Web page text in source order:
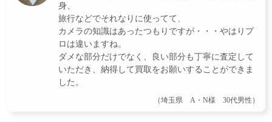
身、
旅行などでそれなりに使ってて、
カメラの知識はあったつもりですが・・・やはりプ
ロは違いますね。
ダメな部分だけでなく、良い部分も丁寧に査定して
いただき、納得して買取をお願いすることができま
した。
（埼玉県 A・N様 30代男性）